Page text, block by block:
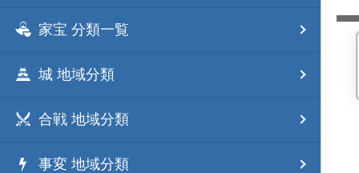
家宝 分類一覧
城 地域分類
合戦 地域分類
事変 地域分類